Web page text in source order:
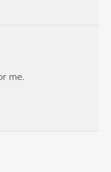
me.